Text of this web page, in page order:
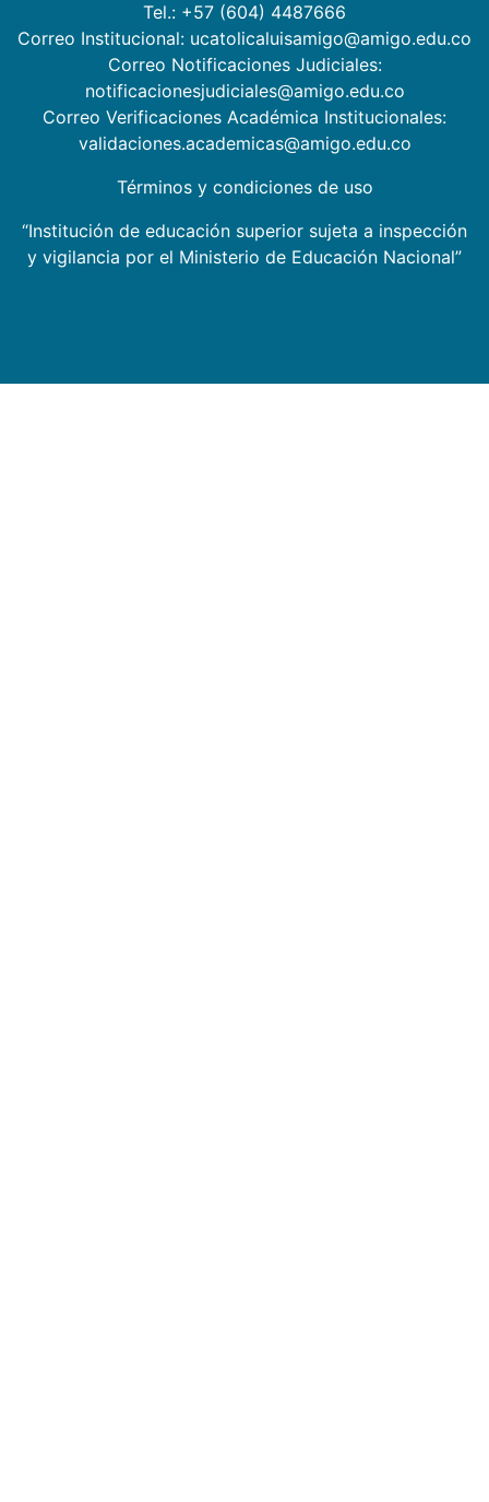
Tel.: +57 (604) 4487666
Correo Institucional: ucatolicaluisamigo@amigo.edu.co
Correo Notificaciones Judiciales:
notificacionesjudiciales@amigo.edu.co
Correo Verificaciones Académica Institucionales:
validaciones.academicas@amigo.edu.co
Términos y condiciones de uso
“Institución de educación superior sujeta a inspección
y vigilancia por el Ministerio de Educación Nacional”